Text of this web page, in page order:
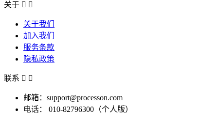
关于  
关于我们
加入我们
服务条款
隐私政策
联系  
邮箱：support@processon.com
电话：
010-82796300（个人版）